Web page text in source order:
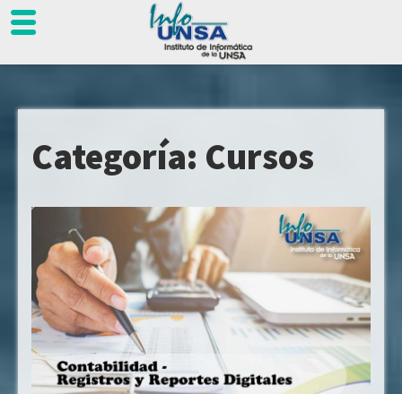
content
Categoría: Cursos